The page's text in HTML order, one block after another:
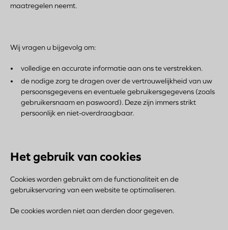
maatregelen neemt.
Wij vragen u bijgevolg om:
volledige en accurate informatie aan ons te verstrekken.
de nodige zorg te dragen over de vertrouwelijkheid van uw
persoonsgegevens en eventuele gebruikersgegevens (zoals
gebruikersnaam en paswoord). Deze zijn immers strikt
persoonlijk en niet-overdraagbaar.
Het gebruik van cookies
Cookies worden gebruikt om de functionaliteit en de
gebruikservaring van een website te optimaliseren.
De cookies worden niet aan derden door gegeven.